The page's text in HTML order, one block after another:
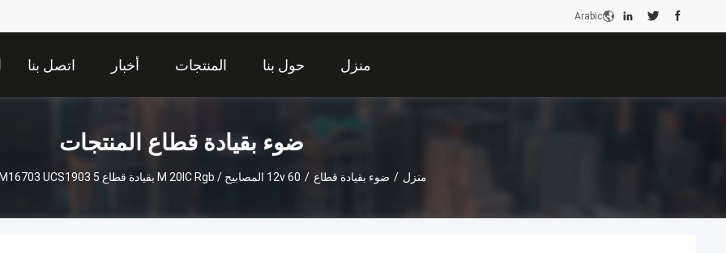
Arabic
منزل حول بنا المنتجات أخبار اتصل بنا
ضوء بقيادة قطاع المنتجات
منزل / ضوء بقيادة قطاع / 12v 60 المصابيح / M 20IC Rgb بقيادة قطاع Ws2811 SM16703 UCS1903 5 م